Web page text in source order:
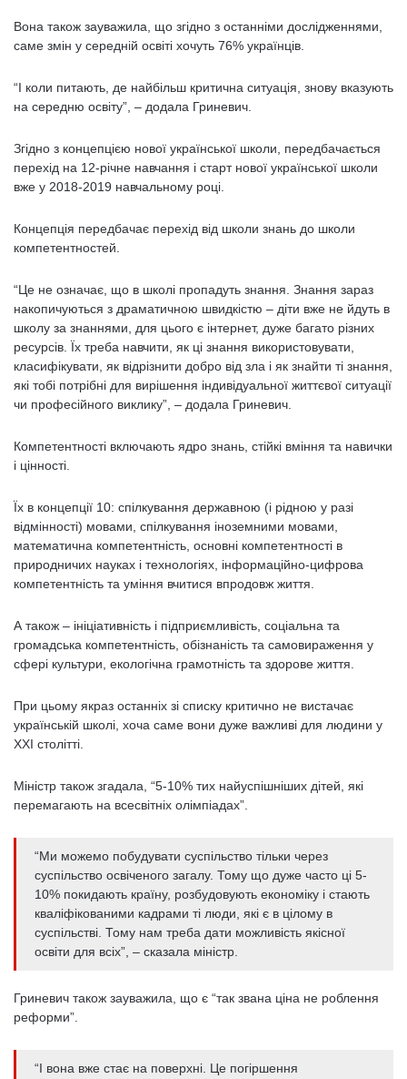
Вона також зауважила, що згідно з останніми дослідженнями,
саме змін у середній освіті хочуть 76% українців.
“І коли питають, де найбільш критична ситуація, знову вказують
на середню освіту”, – додала Гриневич.
Згідно з концепцією нової української школи, передбачається
перехід на 12-річне навчання і старт нової української школи
вже у 2018-2019 навчальному році.
Концепція передбачає перехід від школи знань до школи
компетентностей.
“Це не означає, що в школі пропадуть знання. Знання зараз
накопичуються з драматичною швидкістю – діти вже не йдуть в
школу за знаннями, для цього є інтернет, дуже багато різних
ресурсів. Їх треба навчити, як ці знання використовувати,
класифікувати, як відрізнити добро від зла і як знайти ті знання,
які тобі потрібні для вирішення індивідуальної життєвої ситуації
чи професійного виклику”, – додала Гриневич.
Компетентності включають ядро знань, стійкі вміння та навички
і цінності.
Їх в концепції 10: спілкування державною (і рідною у разі
відмінності) мовами, спілкування іноземними мовами,
математична компетентність, основні компетентності в
природничих науках і технологіях, інформаційно-цифрова
компетентність та уміння вчитися впродовж життя.
А також – ініціативність і підприємливість, соціальна та
громадська компетентність, обізнаність та самовираження у
сфері культури, екологічна грамотність та здорове життя.
При цьому якраз останніх зі списку критично не вистачає
українській школі, хоча саме вони дуже важливі для людини у
ХХІ столітті.
Міністр також згадала, “5-10% тих найуспішніших дітей, які
перемагають на всесвітніх олімпіадах”.
“Ми можемо побудувати суспільство тільки через
суспільство освіченого загалу. Тому що дуже часто ці 5-
10% покидають країну, розбудовують економіку і стають
кваліфікованими кадрами ті люди, які є в цілому в
суспільстві. Тому нам треба дати можливість якісної
освіти для всіх”, – сказала міністр.
Гриневич також зауважила, що є “так звана ціна не роблення
реформи”.
“І вона вже стає на поверхні. Це погіршення